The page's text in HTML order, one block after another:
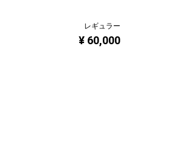
レギュラー
¥ 60,000